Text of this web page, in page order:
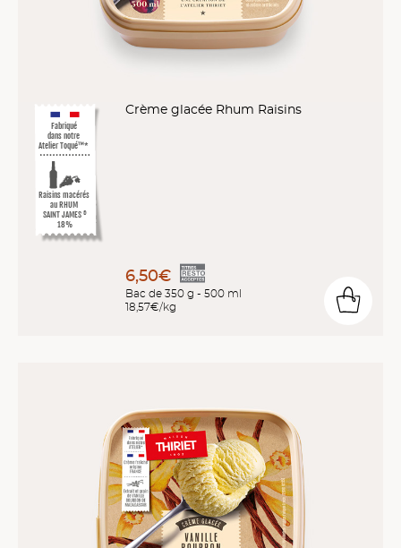
Fabriqué
dans notre
Atelier Toqué™*
Raisins macérés
au RHUM
SAINT JAMES ®
18%
Crème glacée Rhum Raisins
6,50€
Bac de 350 g - 500 ml
18,57€/kg